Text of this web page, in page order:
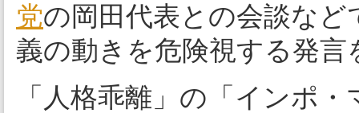
党の岡田代表との会談な
義の動きを危険視する発言
「人格乖離」の「インポ